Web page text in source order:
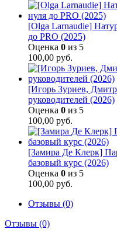
[Olga Larnaudie]
до PRO (2025)
Оценка 0 из 5
100,00 руб.
[Игорь Зуриев,
руководителей (2026)
Оценка 0 из 5
100,00 руб.
[Замира Де Клерк]
базовый курс (2026)
Оценка 0 из 5
100,00 руб.
Отзывы (0)
Отзывы (0)